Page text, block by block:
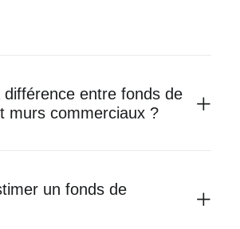
différence entre fonds de
murs commerciaux ?
un fonds de